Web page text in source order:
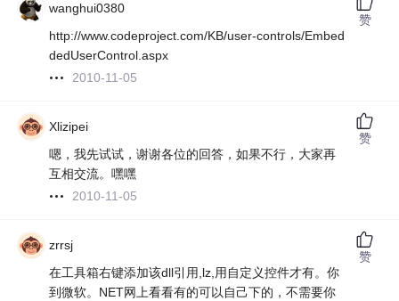
wanghui0380
http://www.codeproject.com/KB/user-controls/Embed
dedUserControl.aspx
2010-11-05
赞
Xlizipei
嗯，我先试试，谢谢各位的回答，如果不行，大家再
互相交流。嘿嘿
2010-11-05
赞
zrrsj
在工具箱右键添加该dll引用,lz,用自定义控件才有。你
到微软。NET网上看看有的可以自己下的，不需要你
赞